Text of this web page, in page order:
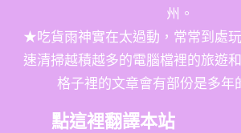
州。
★吃貨雨神實在太過動，常常到處
速清掃越積越多的電腦檔裡的旅遊
格子裡的文章會有部份是多年
點這裡翻譯本站